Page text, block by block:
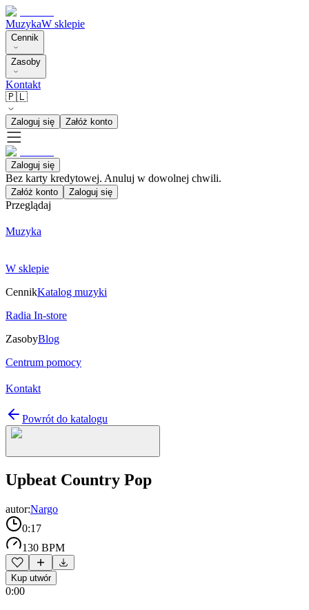
MuzykaW sklepie
Cennik
Zasoby
Kontakt
🇵🇱
Zaloguj się Załóż konto
Zaloguj się
Bez karty kredytowej. Anuluj w dowolnej chwili.
Załóż konto Zaloguj się
Przeglądaj
Muzyka
W sklepie
CennikKatalog muzyki
Radia In-store
ZasobyBlog
Centrum pomocy
Kontakt
Powrót do katalogu
Upbeat Country Pop
autor:Nargo
0:17
130 BPM
Kup utwór
0:00